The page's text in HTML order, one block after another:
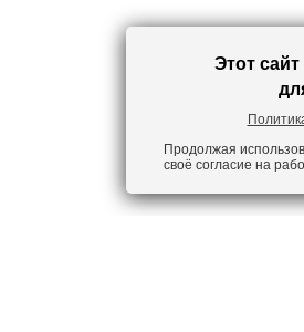
Этот
Продолжая
своё согласие на